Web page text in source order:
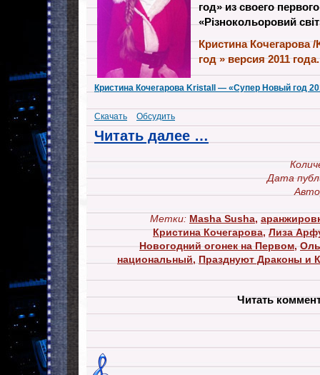
год» из своего
«Різнокольоровий
Кристина
год » версия 2011 года.
Кристина Кочегарова Kristall — «Супер Новый год
Скачать Обсудить
Читать далее …
Дата
Метки: Masha Susha,
Кристина Кочегарова,Лиза
Новогодний огонек на Первом,
национальный, Празднуют Драконы и
Читать